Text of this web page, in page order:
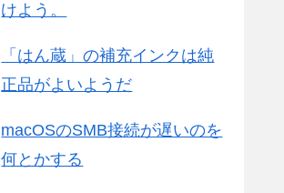
けよう。
「はん蔵」の補充インクは純
正品がよいようだ
macOSのSMB接続が遅いのを
何とかする